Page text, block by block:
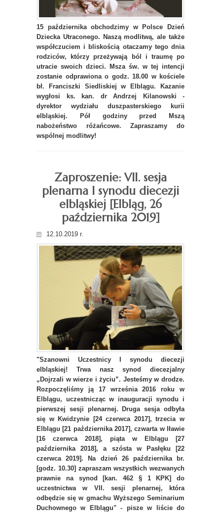
15 października obchodzimy w Polsce Dzień
Dziecka Utraconego. Naszą modlitwą, ale także
współczuciem i bliskością otaczamy tego dnia
rodziców, którzy przeżywają ból i traumę po
utracie swoich dzieci. Msza św. w tej intencji
zostanie odprawiona o godz. 18.00 w kościele
bł. Franciszki Siedliskiej w Elblągu. Kazanie
wygłosi ks. kan. dr Andrzej Kilanowski -
dyrektor wydziału duszpasterskiego kurii
elbląskiej. Pół godziny przed Mszą
nabożeństwo różańcowe. Zapraszamy do
wspólnej modlitwy!
Zaproszenie: VII. sesja
plenarna I synodu diecezji
elbląskiej [Elbląg, 26
października 2019]
12.10.2019 r.
"Szanowni Uczestnicy I synodu diecezji
elbląskiej! Trwa nasz synod diecezjalny
„Dojrzali w wierze i życiu”. Jesteśmy w drodze.
Rozpoczęliśmy ją 17 września 2016 roku w
Elblągu, uczestnicząc w inauguracji synodu i
pierwszej sesji plenarnej. Druga sesja odbyła
się w Kwidzynie [24 czerwca 2017], trzecia w
Elblągu [21 października 2017], czwarta w Iławie
[16 czerwca 2018], piąta w Elblągu [27
października 2018], a szósta w Pasłęku [22
czerwca 2019]. Na dzień 26 października br.
[godz. 10.30] zapraszam wszystkich wezwanych
prawnie na synod [kan. 462 § 1 KPK] do
uczestnictwa w VII. sesji plenarnej, która
odbędzie się w gmachu Wyższego Seminarium
Duchownego w Elblągu" - pisze w liście do